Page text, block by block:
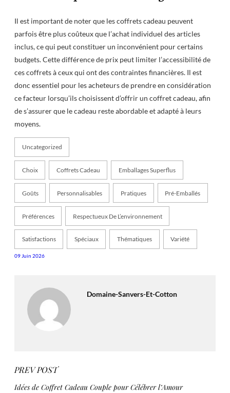
Il est important de noter que les coffrets cadeau peuvent
parfois être plus coûteux que l’achat individuel des articles
inclus, ce qui peut constituer un inconvénient pour certains
budgets. Cette différence de prix peut limiter l’accessibilité de
ces coffrets à ceux qui ont des contraintes financières. Il est
donc essentiel pour les acheteurs de prendre en considération
ce facteur lorsqu’ils choisissent d’offrir un coffret cadeau, afin
de s’assurer que le cadeau reste abordable et adapté à leurs
moyens.
Uncategorized
Choix Coffrets Cadeau Emballages Superflus
Goûts Personnalisables Pratiques Pré-Emballés
Préférences Respectueux De L’environnement
Satisfactions Spéciaux Thématiques Variété
09 Juin 2026
Domaine-Sanvers-Et-Cotton
PREV POST
Idées de Coffret Cadeau Couple pour Célébrer l’Amour